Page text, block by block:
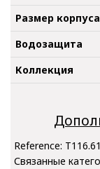
Размер корпуса
Водозащита
Коллекция
Reference:
Связанные